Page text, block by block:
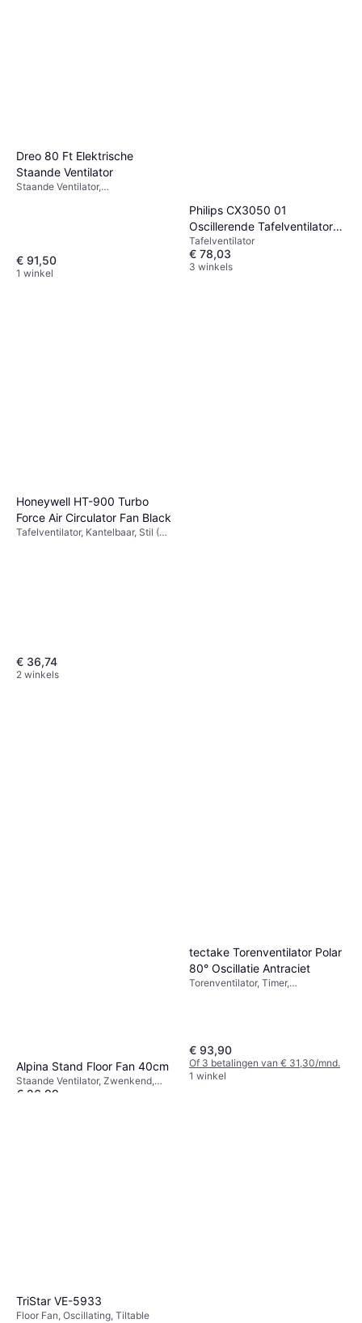
Dreo 80 Ft Elektrische
Staande Ventilator
Staande Ventilator,
€ 91,50
1 winkel
Philips CX3050 01
Oscillerende Tafelventilator
Serie 3000
Tafelventilator
€ 78,03
3 winkels
Honeywell HT-900 Turbo
Force Air Circulator Fan Black
Tafelventilator, Kantelbaar, Stil (39
€ 36,74
2 winkels
Alpina Stand Floor Fan 40cm
Staande Ventilator, Zwenkend,
Kantelbaar
€ 26,99
tectake Torenventilator Polar
80° Oscillatie Antraciet
Torenventilator, Timer,
€ 93,90
Of 3 betalingen van € 31,30/mnd.
1 winkel
TriStar VE-5933
Floor Fan, Oscillating, Tiltable